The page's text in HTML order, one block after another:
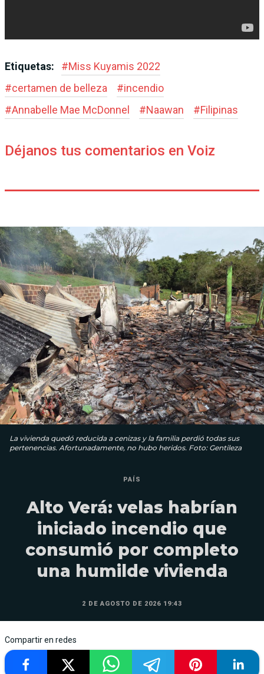
Etiquetas: #Miss Kuyamis 2022
#certamen de belleza #incendio
#Annabelle Mae McDonnel #Naawan #Filipinas
Déjanos tus comentarios en Voiz
La vivienda quedó reducida a cenizas y la familia perdió todas sus
pertenencias. Afortunadamente, no hubo heridos. Foto: Gentileza
PAÍS
Alto Verá: velas habrían
iniciado incendio que
consumió por completo
una humilde vivienda
2 DE AGOSTO DE 2026 19:43
Compartir en redes